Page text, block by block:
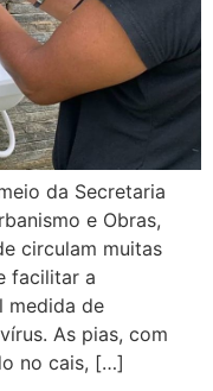
da Secretaria
e Obras,
circulam muitas
facilitar a
medida de
As pias, com
no cais, […]